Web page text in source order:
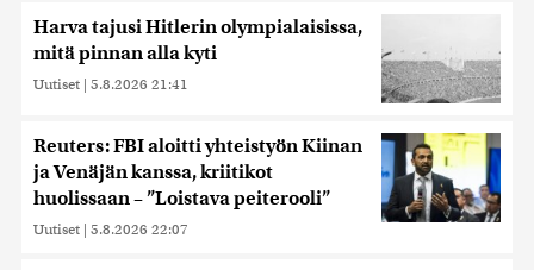
Harva tajusi Hitlerin olympialaisissa,
mitä pinnan alla kyti
Uutiset | 5.8.2026 21:41
Reuters: FBI aloitti yhteistyön Kiinan
ja Venäjän kanssa, kriitikot
huolissaan – ”Loistava peiterooli”
Uutiset | 5.8.2026 22:07